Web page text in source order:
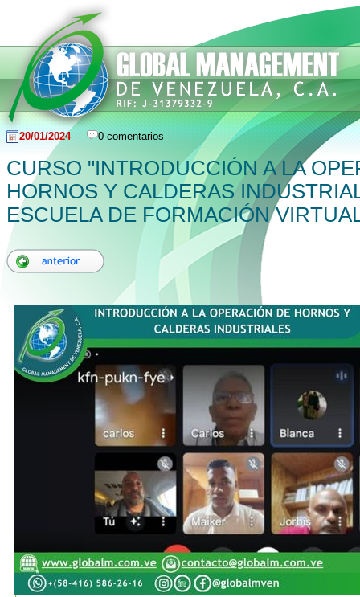
20/01/2024 0 comentarios
CURSO "INTRODUCCIÓN A LA
HORNOS Y CALDERAS
ESCUELA DE FORMACIÓN